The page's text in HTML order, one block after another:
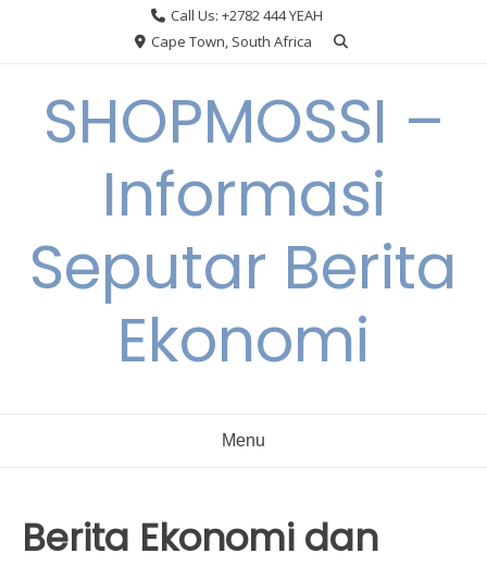
Call Us: +2782 444 YEAH
Cape Town, South Africa
SHOPMOSSI –
Informasi
Seputar Berita
Ekonomi
Menu
Berita Ekonomi dan